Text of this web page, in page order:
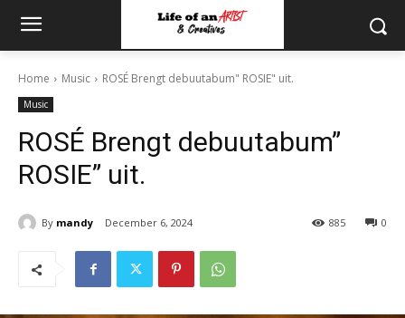
Home Music ROSÉ Brengt debuutabum" ROSIE" uit.
Music
ROSÉ Brengt debuutabum”
ROSIE” uit.
By mandy December 6, 2024 0
885